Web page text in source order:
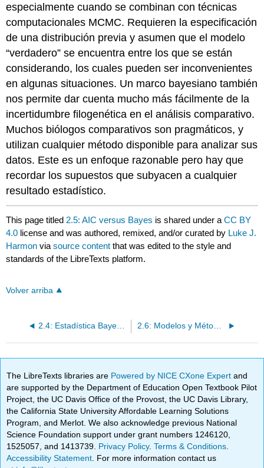
especialmente cuando se combinan con técnicas
computacionales MCMC. Requieren la especificación
de una distribución previa y asumen que el modelo
“verdadero” se encuentra entre los que se están
considerando, los cuales pueden ser inconvenientes
en algunas situaciones. Un marco bayesiano también
nos permite dar cuenta mucho más fácilmente de la
incertidumbre filogenética en el análisis comparativo.
Muchos biólogos comparativos son pragmáticos, y
utilizan cualquier método disponible para analizar sus
datos. Este es un enfoque razonable pero hay que
recordar los supuestos que subyacen a cualquier
resultado estadístico.
This page titled 2.5: AIC versus Bayes is shared under aCC BY
4.0 license and was authored, remixed, and/or curated by Luke J.
Harmon viasource content that was edited to the style and
standards of the LibreTexts platform.
Volver arriba
2.4: Estadística Bayesiana 2.6: Modelos y Métodos Comparativos
The LibreTexts libraries are Powered by NICE CXone Expertand
are supported by the Department of Education Open Textbook Pilot
Project, the UC Davis Office of the Provost, the UC Davis Library,
the California State University Affordable Learning Solutions
Program, and Merlot. We also acknowledge previous National
Science Foundation support under grant numbers 1246120,
1525057, and 1413739. Privacy Policy.Terms & Conditions
Accessibility Statement . For more information contact us